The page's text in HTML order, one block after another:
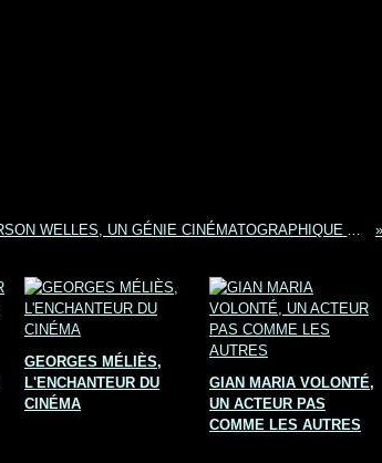
ORSON WELLES, UN GÉNIE CINÉMATOGRAPHIQUE AUX MULTIPLES FACETTES
GEORGES MÉLIÈS,
L'ENCHANTEUR DU
CINÉMA
GIAN MARIA VOLONTÉ,
UN ACTEUR PAS
COMME LES AUTRES